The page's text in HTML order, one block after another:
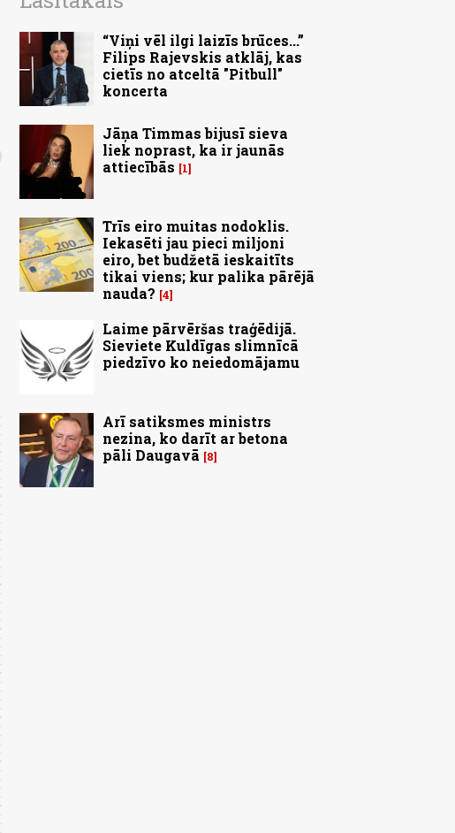
“Viņi vēl ilgi laizīs brūces...”
Filips Rajevskis atklāj, kas
cietīs no atceltā "Pitbull"
koncerta
Jāņa Timmas bijusī sieva
liek noprast, ka ir jaunās
attiecībās
1
Trīs eiro muitas nodoklis.
Iekasēti jau pieci miljoni
eiro, bet budžetā ieskaitīts
tikai viens; kur palika pārējā
nauda? 4
Laime pārvēršas traģēdijā.
Sieviete Kuldīgas slimnīcā
piedzīvo ko neiedomājamu
Arī satiksmes ministrs
nezina, ko darīt ar betona
pāli Daugavā
8